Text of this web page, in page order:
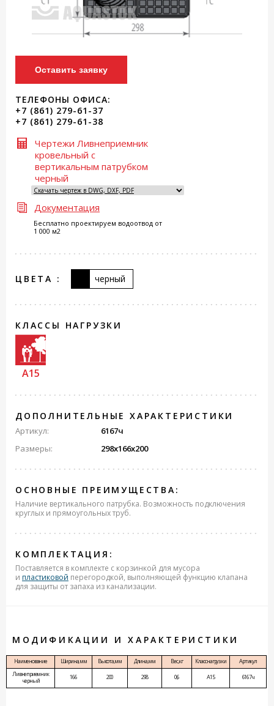
Оставить заявку
ТЕЛЕФОНЫ ОФИСА:
+7 (861) 279-61-37
+7 (861) 279-61-38
Чертежи Ливнеприемник
кровельный с
вертикальным патрубком
черный
Документация
Бесплатно проектируем водоотвод от
1 000 м2
ЦВЕТА : черный
КЛАССЫ НАГРУЗКИ
A15
ДОПОЛНИТЕЛЬНЫЕ ХАРАКТЕРИСТИКИ
Артикул:
6167ч
Размеры:
298х166х200
ОСНОВНЫЕ ПРЕИМУЩЕСТВА:
Наличие вертикального патрубка. Возможность подключения
круглых и прямоугольных труб.
КОМПЛЕКТАЦИЯ:
Поставляется в комплекте с корзинкой для мусора
и пластиковой перегородкой, выполняющей функцию клапана
для защиты от запаха из канализации.
МОДИФИКАЦИИ И ХАРАКТЕРИСТИКИ
Наименование Ширина, мм Высота, мм Длина, мм Вес, кг Класс нагрузки
Артикул
Ливнеприемник
черный
166 200 298 0,6 A15 6167ч